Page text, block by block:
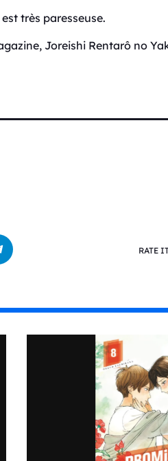
très paresseuse.
Joreishi Rentarô no
RATE